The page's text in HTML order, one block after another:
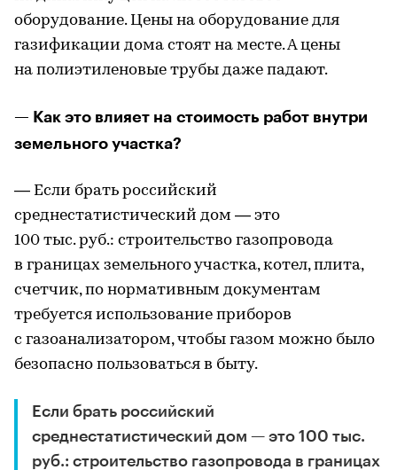
оборудование. Цены на оборудование для
газификации дома стоят на месте. А цены
на полиэтиленовые трубы даже падают.
— Как это влияет на стоимость работ внутри
земельного участка?
— Если брать российский
среднестатистический дом — это
100 тыс. руб.: строительство газопровода
в границах земельного участка, котел, плита,
счетчик, по нормативным документам
требуется использование приборов
с газоанализатором, чтобы газом можно было
безопасно пользоваться в быту.
Если брать российский
среднестатистический дом — это 100 тыс.
руб.: строительство газопровода в границах